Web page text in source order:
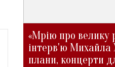
«Мрію про велику
інтерв'ю Михайла
плани, концерти